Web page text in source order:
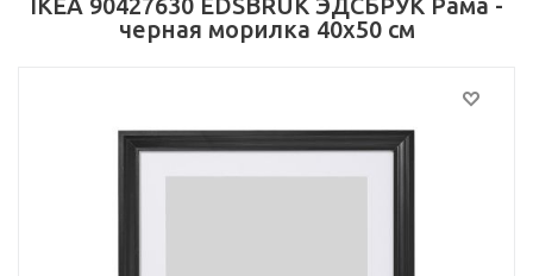
черная морилка 40x50 см